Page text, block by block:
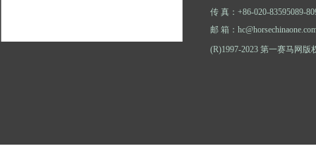
传 真：+86-020-83595089-
邮 箱：
(R)1997-2023 第一赛马网版